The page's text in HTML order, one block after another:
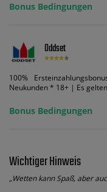
Bonus Bedingungen
Oddset
100%
Neukunden * 18+ | Es
Bonus Bedingungen
Wichtiger Hinweis
„Wetten kann Spaß, aber